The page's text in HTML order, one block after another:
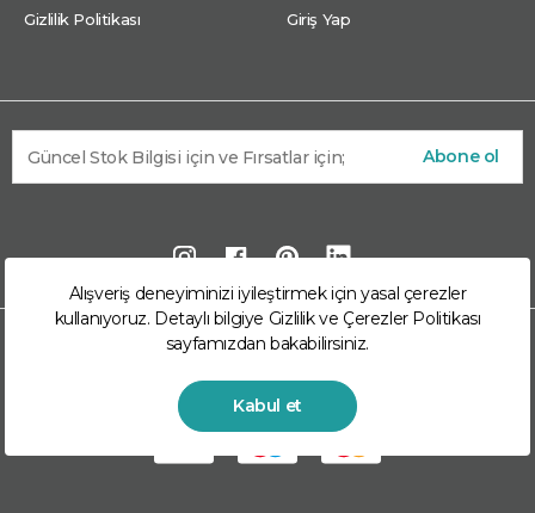
Alışveriş deneyiminizi iyileştirmek için yasal çerezler
kullanıyoruz. Detaylı bilgiye Gizlilik ve Çerezler Politikası
sayfamızdan bakabilirsiniz.
Kabul et
Gizlilik Politikası
Giriş Yap
Abone ol
© 2026 Arkom Enerji Market Arkom Enerji
saklıdır.